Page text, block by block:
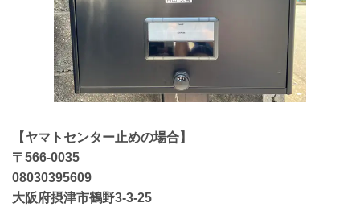
【ヤマトセンター止めの場合】
〒566-0035
08030395609
大阪府摂津市鶴野3-3-25